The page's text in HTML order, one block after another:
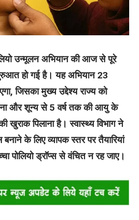
उन्मूलन अभियान की आज से पूरे
हो गई है। यह अभियान 23
जिसका मुख्य उद्देश्य राज्य को
और शून्य से 5 वर्ष तक की आयु के
खुराक पिलाना है। स्वास्थ्य विभाग ने
के लिए व्यापक स्तर पर तैयारियां
पोलियो ड्रॉप्स से वंचित न रह जाए।